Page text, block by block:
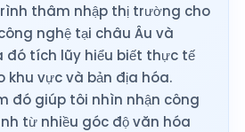
thâm nhập thị trường cho
nghệ tại châu Âu và
đó tích lũy hiểu biết thực tế
khu vực và bản địa hóa.
đó giúp tôi nhìn nhận công
từ nhiều góc độ văn hóa